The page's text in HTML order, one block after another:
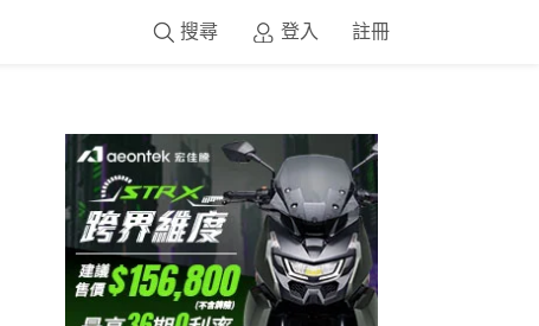
登入 註冊
搜尋